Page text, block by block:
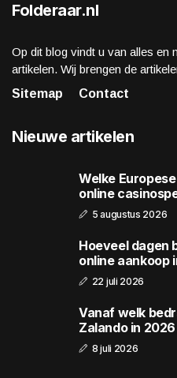
Folderaar.nl
Op dit blog vindt u van alles en
artikelen. Wij brengen de
Sitemap
Contact
Nieuwe artikelen
Welke
online
5 augustus 2026
Hoeveel dagen
online aankoop
22 juli 2026
Vanaf welk
Zalando in 2026
8 juli 2026